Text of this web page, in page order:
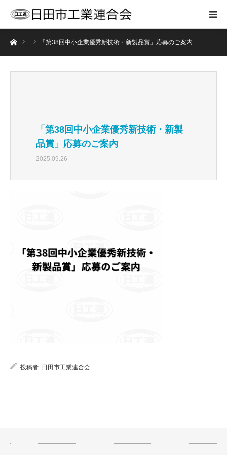
ホーム 「第38回中小企業優秀新技術・新製品賞」応募のご案内
「第38回中小企業優秀新技術・新製
品賞」応募のご案内
2025.09.26
投稿者: 日田市工業連合会